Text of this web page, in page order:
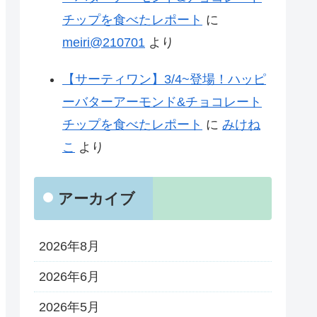
チップを食べたレポート に
meiri@210701 より
【サーティワン】3/4~登場！ハッピ
ーバターアーモンド&チョコレート
チップを食べたレポート に みけね
こ より
アーカイブ
2026年8月
2026年6月
2026年5月